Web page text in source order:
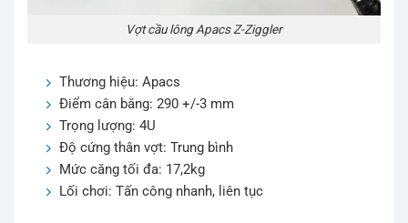
Vợt cầu lông Apacs Z-Ziggler
Thương hiệu: Apacs
Điểm cân bằng: 290 +/-3 mm
Trọng lượng: 4U
Độ cứng thân vợt: Trung bình
Mức căng tối đa: 17,2kg
Lối chơi: Tấn công nhanh, liên tục